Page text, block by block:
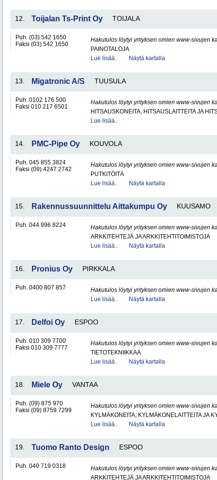
12. Toijalan Ts-Print Oy TOIJALA
Puh. (03) 542 1650
Faksi (03) 542 1650
Hakutulos löytyi yrityksen omien www-sivujen
PAINOTALOJA
Lue lisää..
Näytä kartalla
13. Migatronic A/S TUUSULA
Puh. 0102 176 500
Faksi 010 217 6501
Hakutulos löytyi yrityksen omien www-sivujen
HITSAUSKONEITA, HITSAUSLAITTEITA JA
Lue lisää..
14. PMC-Pipe Oy KOUVOLA
Puh. 045 855 3824
Faksi (09) 4247 2742
Hakutulos löytyi yrityksen omien www-sivujen
PUTKITÖITÄ
Lue lisää..
Näytä kartalla
15. Rakennussuunnittelu Aittakumpu Oy KUUSAMO
Puh. 044 996 8224
Hakutulos löytyi yrityksen omien www-sivujen
ARKKITEHTEJÄ JA ARKKITEHTITOIMISTOJA
Lue lisää..
Näytä kartalla
16. Pronius Oy PIRKKALA
Puh. 0400 807 857
Hakutulos löytyi yrityksen omien www-sivujen
Lue lisää..
Näytä kartalla
17. Delfoi Oy ESPOO
Puh. 010 309 7700
Faksi 010 309 7777
Hakutulos löytyi yrityksen omien www-sivujen
TIETOTEKNIIKKAA
Lue lisää..
Näytä kartalla
18. Miele Oy VANTAA
Puh. (09) 875 970
Faksi (09) 8759 7299
Hakutulos löytyi yrityksen omien www-sivujen
KYLMÄKONEITA, KYLMÄKONELAITTEITA JA
Lue lisää..
Näytä kartalla
19. Tuomo Ranto Design ESPOO
Puh. 040 719 0318
Hakutulos löytyi yrityksen omien www-sivujen
ARKKITEHTEJÄ JA ARKKITEHTITOIMISTOJA